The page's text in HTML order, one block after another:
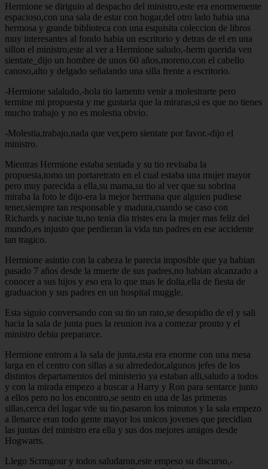
Hermione se diriguio al despacho del ministro,este era enormemente
espacioso,con una sala de estar con hogar,del otro lado habia una
hermosa y grande biblioteca con una esquisita coleccion de libros
muy interesantes al fondo habia un escritorio y detras de el en una
sillon el ministro,este al ver a Hermione saludo,-herm querida ven
sientate_dijo un hombre de unos 60 años,moreno,con el cabello
canoso,alto y delgado señalando una silla frente a escritorio.
-Hermione salaludo,-hola tio lamento venir a molestrarte pero
termine mi propuesta y me gustaria que la miraras,si es que no tienes
mucho trabajo y no es molestia obvio.
-Molestia,trabajo,nada que ver,pero sientate por favor.-dijo el
ministro.
Mientras Hermione estaba sentada y su tio revisaba la
propuesta,tomo un portaretrato en el cual estaba una mujer mayor
pero muy parecida a ella,su mama,su tio al ver que su sobrina
miraba la foto le dijo-era la mejor hermana que alguien pudiese
tener,siempre tan responsable y madura,cuando se caso con
Richards y naciste tu,no tenia dia tristes era la mujer mas feliz del
mundo,es injusto que perdieran la vida tus padres en ese accidente
tan tragico.
Hermione asintio con la cabeza le parecia imposible que ya habian
pasado 7 años desde la muerte de sus padres,no habian alcanzado a
conocer a sus hijos y eso era lo que mas le dolia,ella de fiesta de
graduacion y sus padres en un hospital muggle.
Esta siguio conversando con su tio un rato,se desopidio de el y sali
hacia la sala de junta pues la reunion iva a comezar pronto y el
ministro debia prepararce.
Hermione entrom a la sala de junta,esta era enorme con una mesa
larga en el centro con sillas a su alrrededor,algunos jefes de los
distintos departamentos del ministerio ya estaban alli,saludo a todos
y con la mirada empezo a buscar a Harry y Ron para sentarce junto
a ellos pero no los encontro,se sento en una de las primeras
sillas,cerca del lugar vde su tio,pasaron los minutos y la sala empezo
a llenarce eran todo gente mayor los unicos jovenes que precidian
las juntas del ministro era ella y sus dos mejores amigos desde
Hogwarts.
Llego Scrmgour y todos saludaron,este empeso su discurso,-